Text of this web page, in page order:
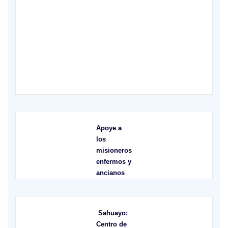
Apoye a
los
misioneros
enfermos y
ancianos
Sahuayo:
Centro de